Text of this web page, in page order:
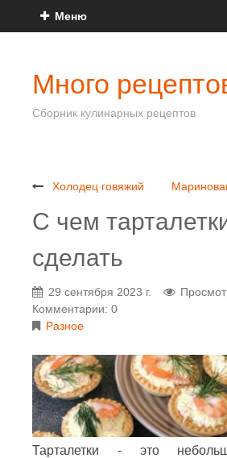
Меню
Много
Сборник кулинарных рецептов
Холодец говяжий
С чем
сделать
29 сентября 2023 г.
Комментарии: 0
Разное
Тарталетки - это